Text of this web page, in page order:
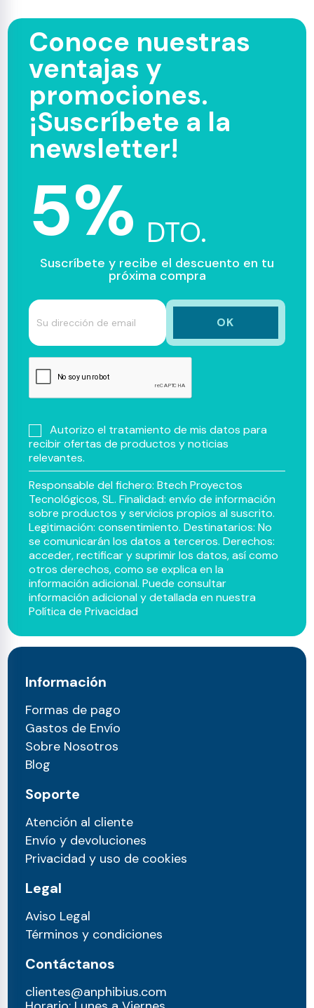
Conoce nuestras
ventajas y
promociones.
¡Suscríbete a la
newsletter!
5% DTO.
Suscríbete y recibe el descuento en tu
próxima compra
Autorizo el tratamiento de mis datos para
recibir ofertas de productos y noticias
relevantes.
Responsable del fichero: Btech Proyectos
Tecnológicos, SL. Finalidad: envío de información
sobre productos y servicios propios al suscrito.
Legitimación: consentimiento. Destinatarios: No
se comunicarán los datos a terceros. Derechos:
acceder, rectificar y suprimir los datos, así como
otros derechos, como se explica en la
información adicional. Puede consultar
información adicional y detallada en nuestra
Política de Privacidad
Información
Formas de pago
Gastos de Envío
Sobre Nosotros
Blog
Soporte
Atención al cliente
Envío y devoluciones
Privacidad y uso de cookies
Legal
Aviso Legal
Términos y condiciones
Contáctanos
clientes@anphibius.com